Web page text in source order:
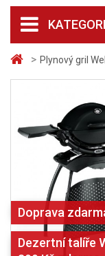
> Plynový gril
Doprava
Dezertní talíře